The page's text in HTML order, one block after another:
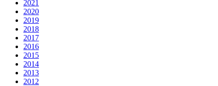
2021
2020
2019
2018
2017
2016
2015
2014
2013
2012